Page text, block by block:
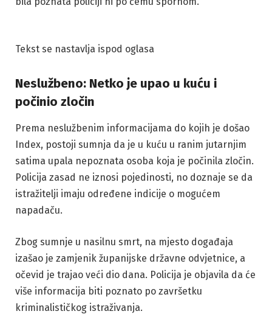
Tekst se nastavlja ispod oglasa
Neslužbeno: Netko je upao u kuću i
počinio zločin
Prema neslužbenim informacijama do kojih je došao
Index, postoji sumnja da je u kuću u ranim jutarnjim
satima upala nepoznata osoba koja je počinila zločin.
Policija zasad ne iznosi pojedinosti, no doznaje se da
istražitelji imaju određene indicije o mogućem
napadaču.
Zbog sumnje u nasilnu smrt, na mjesto događaja
izašao je zamjenik županijske državne odvjetnice, a
očevid je trajao veći dio dana. Policija je objavila da će
više informacija biti poznato po završetku
kriminalističkog istraživanja.